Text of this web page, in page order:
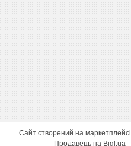
Сайт створений на маркетплейсі
Продавець на Bigl.ua